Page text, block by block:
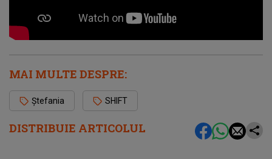
DISTRIBUIE ARTICOLUL
MAI MULTE DESPRE:
Ștefania SHIFT